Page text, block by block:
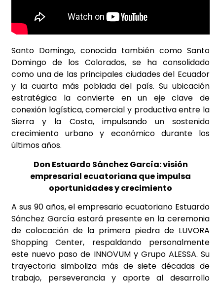
Santo Domingo, conocida también como Santo
Domingo de los Colorados, se ha consolidado
como una de las principales ciudades del Ecuador
y la cuarta más poblada del país. Su ubicación
estratégica la convierte en un eje clave de
conexión logística, comercial y productiva entre la
Sierra y la Costa, impulsando un sostenido
crecimiento urbano y económico durante los
últimos años.
Don Estuardo Sánchez García: visión
empresarial ecuatoriana que impulsa
oportunidades y crecimiento
A sus 90 años, el empresario ecuatoriano Estuardo
Sánchez García estará presente en la ceremonia
de colocación de la primera piedra de LUVORA
Shopping Center, respaldando personalmente
este nuevo paso de INNOVUM y Grupo ALESSA. Su
trayectoria simboliza más de siete décadas de
trabajo, perseverancia y aporte al desarrollo